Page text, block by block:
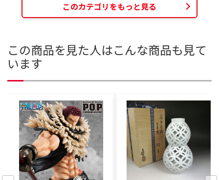
このカテゴリをもっと見る
この商品を見た人はこんな商品も見て
います